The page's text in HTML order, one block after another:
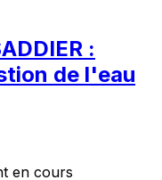
:
de l'eau
en cours